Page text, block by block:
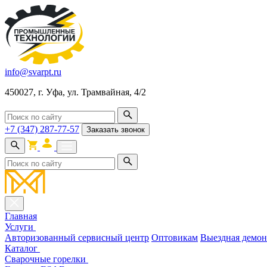
info@svarpt.ru
450027, г. Уфа, ул. Трамвайная, 4/2
+7 (347) 287-77-57 Заказать звонок
Главная
Услуги
Авторизованный сервисный центр Оптовикам Выездная
Каталог
Cварочные горелки